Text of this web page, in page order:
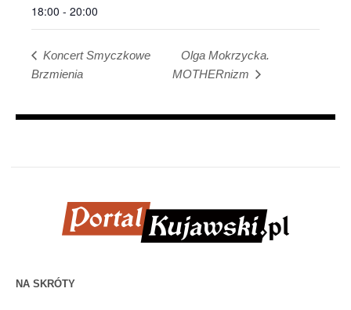
18:00 - 20:00
Koncert Smyczkowe
Brzmienia
Olga Mokrzycka.
MOTHERnizm
NA SKRÓTY